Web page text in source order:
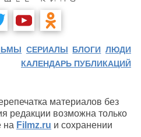
СЕРИАЛЫ БЛОГИ ЛЮДИ
КАЛЕНДАРЬ ПУБЛИКАЦИЙ
материалов без
редакции возможна только
на Filmz.ru и сохранении